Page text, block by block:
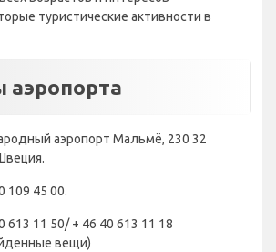
туристические активности в
аэропорта
аэропорт Мальмё, 230 32
109 45 00.
613 11 50/ + 46 40 613 11 18
вещи)